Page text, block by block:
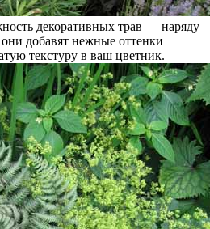
декоративных трав — наряду
добавят нежные оттенки
текстуру в ваш цветник.